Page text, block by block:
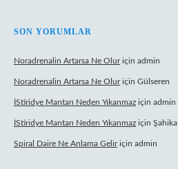
SON YORUMLAR
Noradrenalin Artarsa Ne Oluriçin admin
Noradrenalin Artarsa Ne Oluriçin Gülseren
İStiridye Mantarı Neden Yıkanmaz için admin
İStiridye Mantarı Neden Yıkanmaz için Şahika
Spiral Daire Ne Anlama Geliriçin admin